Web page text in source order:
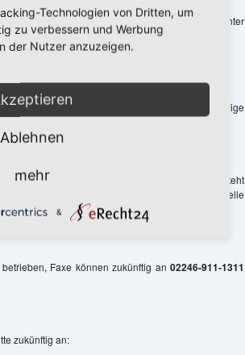
nutzen Sie bitte die Homepage der DVAG unter
Geschäftsstelle des DVAG e.V. haben sich einige
ergeben:
telefonisch erreichbar. Außerhalb dieser Zeiten steht
Telefonnummer 0700... wird von der Geschäftsstelle
jetzt über die Telefonnummer02246-911-1310.
Faxe können zukünftig an 02246-911-1311
zukünftig an:
Technologien von Dritten, um
zu verbessern und Werbung
der Nutzer anzuzeigen.
Ablehnen
mehr
&